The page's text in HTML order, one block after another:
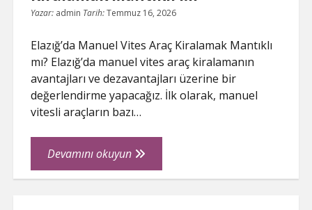
Yazar: admin Tarih:Temmuz 16, 2026
Elazığ’da Manuel Vites Araç Kiralamak Mantıklı
mı? Elazığ’da manuel vites araç kiralamanın
avantajları ve dezavantajları üzerine bir
değerlendirme yapacağız. İlk olarak, manuel
vitesli araçların bazı…
Devamını okuyunElazigda
Manuel